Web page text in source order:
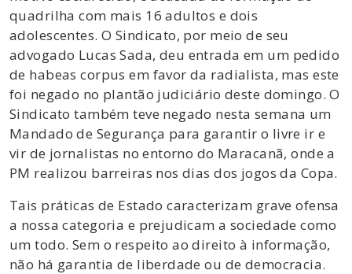
quadrilha com mais 16 adultos e dois
adolescentes. O Sindicato, por meio de seu
advogado Lucas Sada, deu entrada em um pedido
de habeas corpus em favor da radialista, mas este
foi negado no plantão judiciário deste domingo. O
Sindicato também teve negado nesta semana um
Mandado de Segurança para garantir o livre ir e
vir de jornalistas no entorno do Maracanã, onde a
PM realizou barreiras nos dias dos jogos da Copa.
Tais práticas de Estado caracterizam grave ofensa
a nossa categoria e prejudicam a sociedade como
um todo. Sem o respeito ao direito à informação,
não há garantia de liberdade ou de democracia.